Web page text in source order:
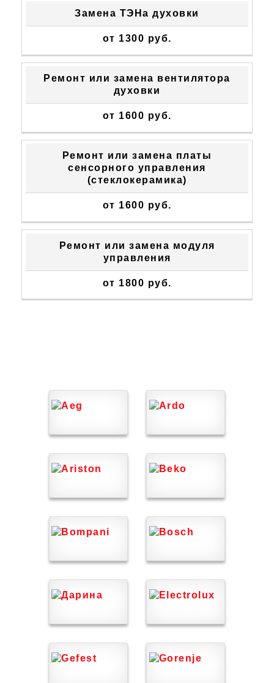
Замена ТЭНа духовки
от 1300 руб.
Ремонт или замена вентилятора
духовки
от 1600 руб.
Ремонт или замена платы
сенсорного управления
(стеклокерамика)
от 1600 руб.
Ремонт или замена модуля
управления
от 1800 руб.